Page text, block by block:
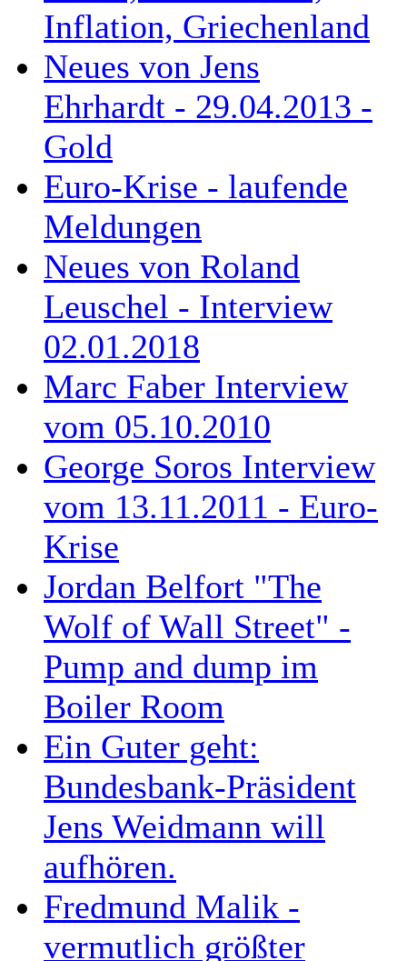
Inflation, Griechenland
Neues von Jens
Ehrhardt - 29.04.2013 -
Gold
Euro-Krise - laufende
Meldungen
Neues von Roland
Leuschel - Interview
02.01.2018
Marc Faber Interview
vom 05.10.2010
George Soros Interview
vom 13.11.2011 - Euro-
Krise
Jordan Belfort "The
Wolf of Wall Street" -
Pump and dump im
Boiler Room
Ein Guter geht:
Bundesbank-Präsident
Jens Weidmann will
aufhören.
Fredmund Malik -
vermutlich größter